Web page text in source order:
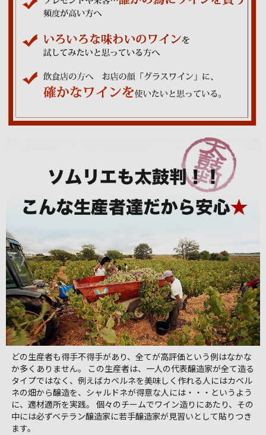
どの生産者も得手不得手があり、全てが高評価という例はなかな
か多くありません。 この生産者は、一人の代表醸造家が全て造る
タイプではなく、例えばカベルネを美味しく作れる人にはカベル
ネの畑から醸造を、シャルドネが得意な人には・・・というよう
に、適材適所を実践。 個々のチームでワイン造りにあたり、その
中には必ずベテラン醸造家に若手醸造家が見習いとして貼りつき
ます。